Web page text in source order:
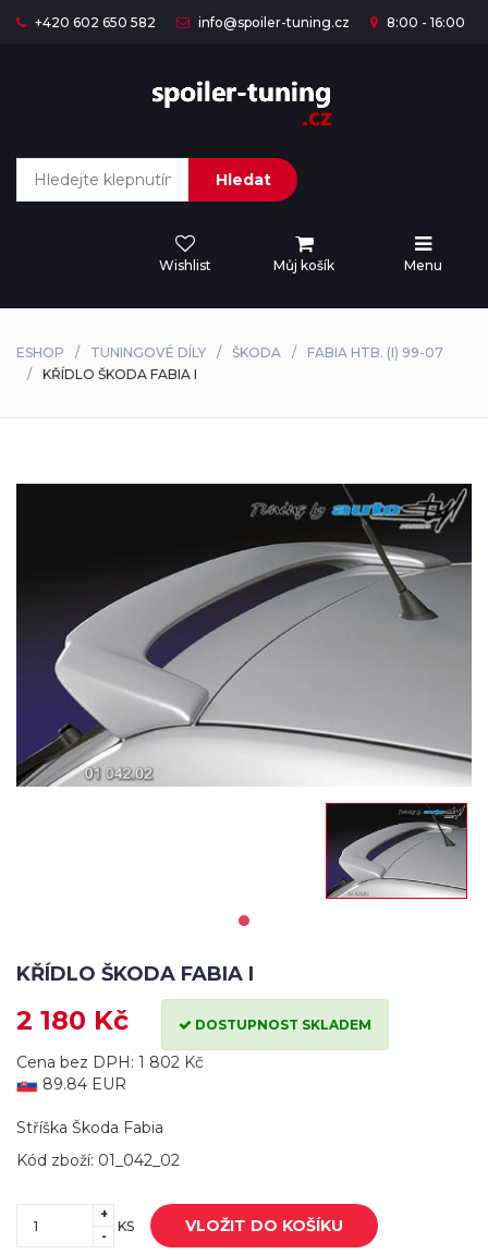
+420 602 650 582 info@spoiler-tuning.cz 8:00 - 16:00
Hledat
Wishlist Můj košík Menu
ESHOP TUNINGOVÉ DÍLY ŠKODA
FABIA HTB. (I) 99-07
KŘÍDLO ŠKODA FABIA I
KŘÍDLO ŠKODA FABIA I
2 180 Kč DOSTUPNOST SKLADEM
Cena bez DPH: 1 802 Kč
89.84 EUR
Stříška Škoda Fabia
Kód zboží: 01_042_02
+
-
KS VLOŽIT DO KOŠÍKU